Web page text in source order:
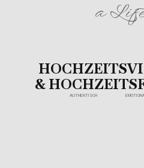
a
&
AUTHENTISCH